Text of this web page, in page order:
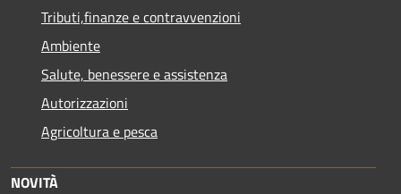
Tributi,finanze e contravvenzioni
Ambiente
Salute, benessere e assistenza
Autorizzazioni
Agricoltura e pesca
NOVITÀ